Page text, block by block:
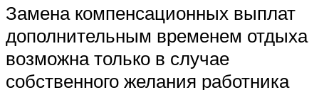
Замена компенсационных выплат
дополнительным временем отдыха
возможна только в случае
собственного желания работника